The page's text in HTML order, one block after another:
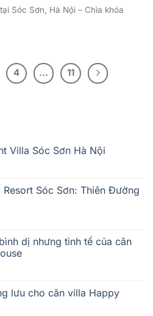
Sóc Sơn, Hà Nội – Chìa khóa
4 … 11
Villa Sóc Sơn Hà Nội
Resort Sóc Sơn: Thiên Đường
dị nhưng tinh tế của căn
lưu cho căn villa Happy